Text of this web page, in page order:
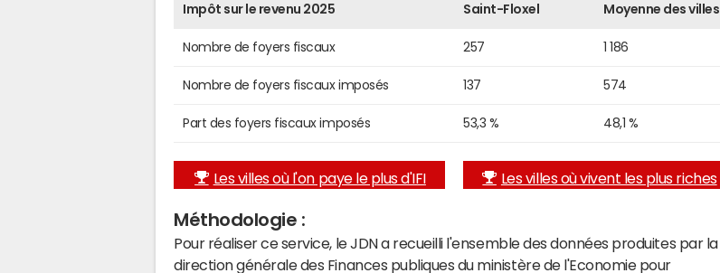
Impôt sur le revenu 2025 Saint-Floxel Moyenne des villes
Nombre de foyers fiscaux 257 1 186
Nombre de foyers fiscaux imposés 137 574
Part des foyers fiscaux imposés 53,3 % 48,1 %
Les villes où l'on paye le plus d'IFI Les villes où vivent les plus riches
Méthodologie :
Pour réaliser ce service, le JDN a recueilli l'ensemble des données produites par la
direction générale des Finances publiques du ministère de l'Economie pour